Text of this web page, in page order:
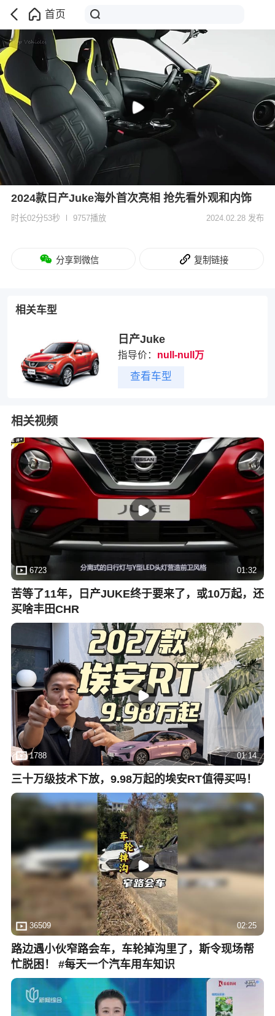
首页
2024款日产Juke海外首次亮相 抢先看外观和内饰
时长02分53秒 9757播放 2024.02.28 发布
分享到微信 复制链接
相关车型
日产Juke
指导价： null-null万
查看车型
相关视频
6723 01:32
苦等了11年，日产JUKE终于要来了，或10万起，还
买啥丰田CHR
1788 01:14
三十万级技术下放，9.98万起的埃安RT值得买吗！
36509 02:25
路边遇小伙窄路会车，车轮掉沟里了，斯令现场帮
忙脱困！ #每天一个汽车用车知识